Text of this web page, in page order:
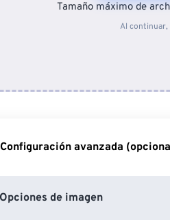
Tamaño máximo de
Al continuar,
Configuración avanzada
Opciones de imagen